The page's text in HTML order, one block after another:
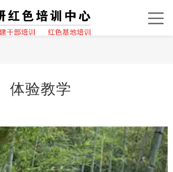
体验教学